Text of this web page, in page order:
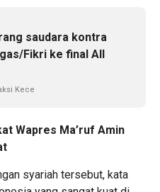
saudara kontra
Fikri ke final All
Kece
Wapres Ma’ruf Amin
syariah tersebut, kata